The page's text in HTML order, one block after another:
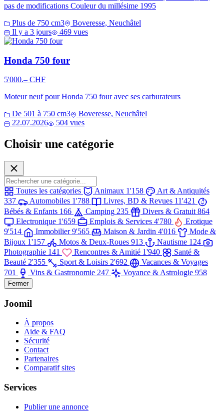
pas de modifications Couleur du millésime 1995
Plus de 750 cm3
Boveresse, Neuchâtel
Il y a 3 jours
469 vues
Honda 750 four
5'000.– CHF
Moteur neuf pour Honda 750 four avec ses carburateurs
De 501 à 750 cm3
Boveresse, Neuchâtel
22.07.2026
504 vues
Choisir une catégorie
Toutes les catégories Animaux 1'158
Art & Antiquités
337
Automobiles 1'788 Livres, BD & Revues 11'421
Bébés & Enfants 166 Camping 235 Divers & Gratuit 864
Electronique 1'659 Emplois & Services 4'780
Erotique
9'514
Immobilier 9'565 Maison & Jardin 4'016
Mode &
Bijoux 1'157 Motos & Deux-Roues 913 Nautisme 124
Photographie 141 Rencontres & Amitié 1'940
Santé &
Beauté 2'355 Sport & Loisirs 2'692
Vacances & Voyages
701
Vins & Gastronomie 247 Voyance & Astrologie 958
Fermer
Joomil
À propos
Aide & FAQ
Sécurité
Contact
Partenaires
Comparatif sites
Services
Publier une annonce